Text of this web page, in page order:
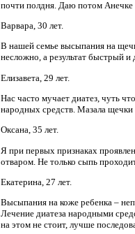
почти полдня. Даю потом Анечке
Варвара, 30 лет.
В нашей семье высыпания на
несложно, а результат быстрый
Елизавета, 29 лет.
Нас часто мучает диатез, чуть
народных средств. Мазала
Оксана, 35 лет.
Я при первых признаках
отваром. Не только сыпь
Екатерина, 27 лет.
Высыпания на коже ребенка –
Лечение диатеза народными
на этом не стоит, лучше